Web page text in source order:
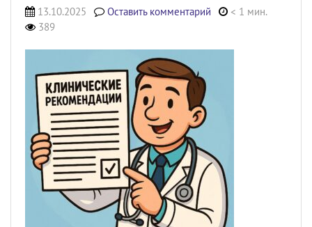
13.10.2025 Оставить комментарий
< 1 мин.
389